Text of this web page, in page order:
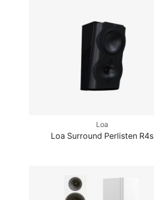
Loa
Loa Surround Perlisten R4s